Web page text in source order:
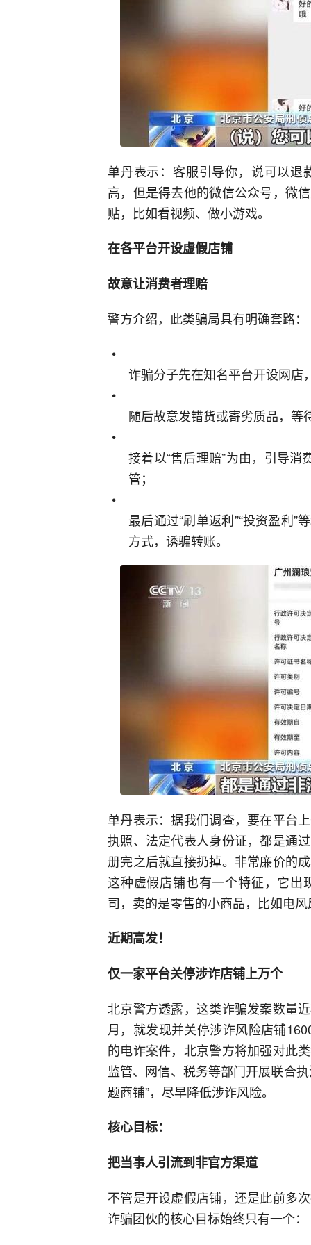
单丹表示：客服引导你，说可以
高，但是得去他的微信公众号，微
贴，比如看视频、做小游戏。
在各平台开设虚假店铺
故意让消费者理赔
警方介绍，此类骗局具有明确套路：
诈骗分子先在知名平台开设网店
随后故意发错货或寄劣质品，等
接着以“售后理赔”为由，引导
管；
最后通过“刷单返利”“投资盈利”
方式，诱骗转账。
单丹表示：据我们调查，要在平台
执照、法定代表人身份证，都是通
册完之后就直接扔掉。非常廉价的
这种虚假店铺也有一个特征，它出
司，卖的是零售的小商品，比如电
近期高发！
仅一家平台关停涉诈店铺上万个
北京警方透露，这类诈骗发案数量
月，就发现并关停涉诈风险店铺
的电诈案件，北京警方将加强对此
监管、网信、税务等部门开展联合
题商铺”，尽早降低涉诈风险。
核心目标：
把当事人引流到非官方渠道
不管是开设虚假店铺，还是此前多
诈骗团伙的核心目标始终只有一个：